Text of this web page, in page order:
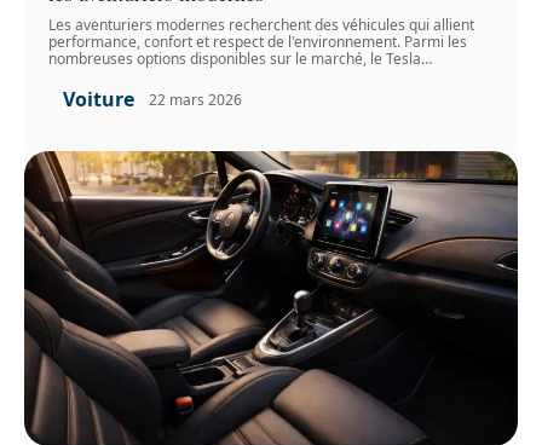
Les aventuriers modernes recherchent des véhicules qui allient
performance, confort et respect de l'environnement. Parmi les
nombreuses options disponibles sur le marché, le Tesla…
Voiture 22 mars 2026